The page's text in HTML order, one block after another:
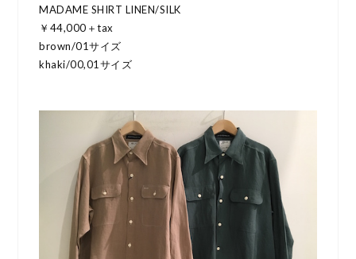
MADAME SHIRT LINEN/SILK
￥44,000＋tax
brown/01サイズ
khaki/00,01サイズ